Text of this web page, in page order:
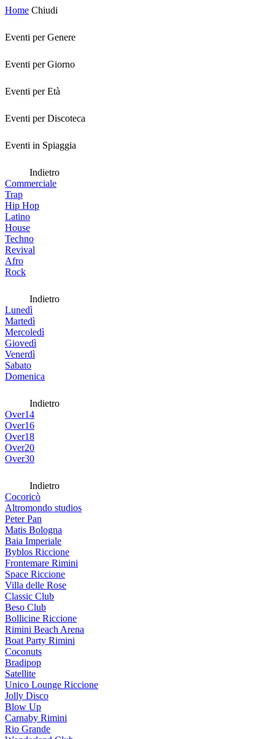
Home Chiudi
Eventi per Genere
Eventi per Giorno
Eventi per Età
Eventi per Discoteca
Eventi in Spiaggia
Indietro
Commerciale
Trap
Hip Hop
Latino
House
Techno
Revival
Afro
Rock
Indietro
Lunedì
Martedì
Mercoledì
Giovedì
Venerdì
Sabato
Domenica
Indietro
Over14
Over16
Over18
Over20
Over30
Indietro
Cocoricò
Altromondo studios
Peter Pan
Matis Bologna
Baia Imperiale
Byblos Riccione
Frontemare Rimini
Space Riccione
Villa delle Rose
Classic Club
Beso Club
Bollicine Riccione
Rimini Beach Arena
Boat Party Rimini
Coconuts
Bradipop
Satellite
Unico Lounge Riccione
Jolly Disco
Blow Up
Carnaby Rimini
Rio Grande